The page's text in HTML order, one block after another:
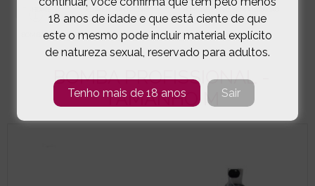
BOMBAS PÉNIS SEM VIBRAÇÃO
BOMBA PROFISSIONAL - TAMANHO M( 64-731101 )
BOMBA PROFISSIONAL -
TAMANHO M
18 anos de idade e que está ciente de que
este o mesmo pode incluir material explícito
de natureza sexual, reservado para adultos.
Tenho mais de 18 anos Sair